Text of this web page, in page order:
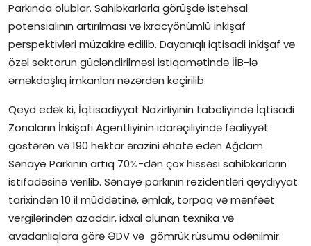
Parkında olublar. Sahibkarlarla görüşdə istehsal
potensialının artırılması və ixracyönümlü inkişaf
perspektivləri müzakirə edilib. Dayanıqlı iqtisadi inkişaf və
özəl sektorun gücləndirilməsi istiqamətində İİB-lə
əməkdaşlıq imkanları nəzərdən keçirilib.
Qeyd edək ki, İqtisadiyyat Nazirliyinin tabeliyində İqtisadi
Zonaların İnkişafı Agentliyinin idarəçiliyində fəaliyyət
göstərən və 190 hektar ərazini əhatə edən Ağdam
Sənaye Parkının artıq 70%-dən çox hissəsi sahibkarların
istifadəsinə verilib. Sənaye parkının rezidentləri qeydiyyat
tarixindən 10 il müddətinə, əmlak, torpaq və mənfəət
vergilərindən azaddır, idxal olunan texnika və
avadanlıqlara görə ƏDV və gömrük rüsumu ödənilmir.